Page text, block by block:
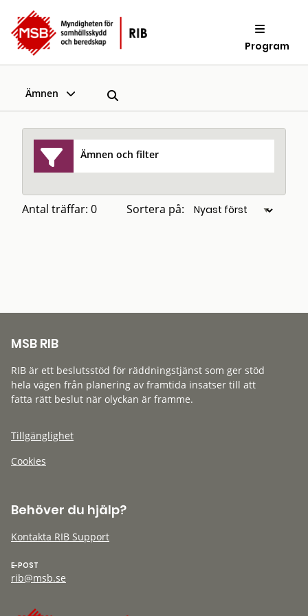
Program
Ämnen
Ämnen och filter
Antal träffar: 0 Sortera på:
MSB RIB
RIB är ett beslutsstöd för räddningstjänst som ger stöd
hela vägen från planering av framtida insatser till att
fatta rätt beslut när olyckan är framme.
Tillgänglighet
Cookies
Behöver du hjälp?
Kontakta RIB Support
E-POST
rib@msb.se